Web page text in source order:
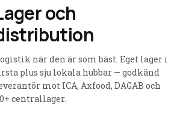
och
när den är som bäst. Eget lager i
plus sju lokala hubbar — godkänd
mot ICA, Axfood, DAGAB och
centrallager.